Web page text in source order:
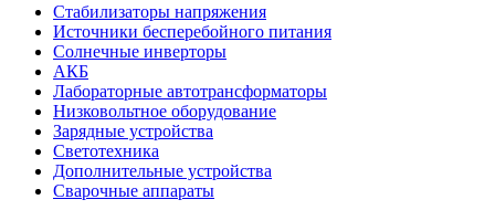
Стабилизаторы напряжения
Источники бесперебойного питания
Солнечные инверторы
АКБ
Лабораторные автотрансформаторы
Низковольтное оборудование
Зарядные устройства
Светотехника
Дополнительные устройства
Сварочные аппараты